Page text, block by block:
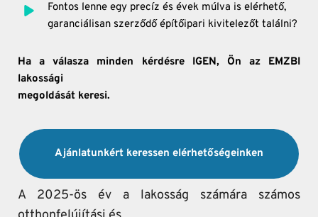
Fontos lenne egy precíz és évek múlva is elérhető,
garanciálisan szerződő építőipari kivitelezőt találni?
Ha a válasza minden kérdésre IGEN, Ön az EMZBI
lakossági
megoldását keresi.
Ajánlatunkért keressen elérhetőségeinken
A 2025-ös év a lakosság számára számos